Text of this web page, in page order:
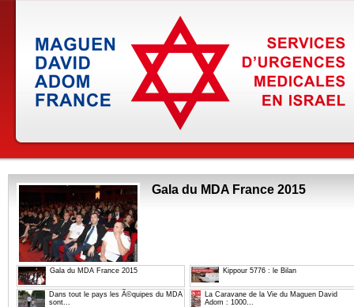
Gala du MDA France 2015
Gala du MDA France 2015 Kippour 5776 : le Bilan
Dans tout le pays les Ã©quipes du MDA
sont...
La Caravane de la Vie du Maguen David
Adom : 1000...